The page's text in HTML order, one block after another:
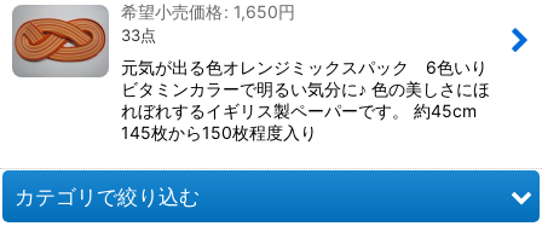
希望小売価格: 1,650円
33点
元気が出る色オレンジミックスパック 6色いり
ビタミンカラーで明るい気分に♪ 色の美しさにほ
れぼれするイギリス製ペーパーです。 約45cm
145枚から150枚程度入り
カテゴリで絞り込む